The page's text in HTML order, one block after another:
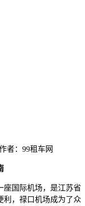
者：99租车网
座国际机场，是江苏省
利，禄口机场成为了众